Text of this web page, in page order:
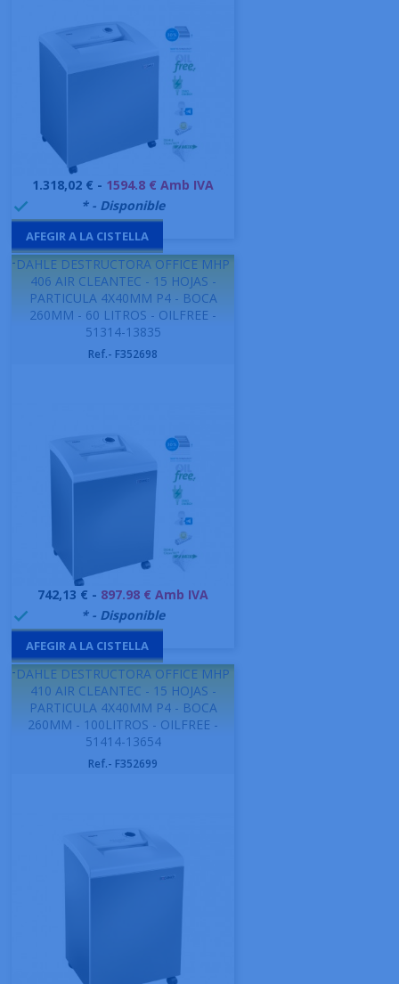
Preu
1.318,02 € - 1594.8 € Amb IVA
 * - Disponible
AFEGIR A LA CISTELLA
-DAHLE DESTRUCTORA OFFICE MHP
406 AIR CLEANTEC - 15 HOJAS -
PARTICULA 4X40MM P4 - BOCA
260MM - 60 LITROS - OILFREE -
51314-13835
Ref.- F352698
Preu
742,13 € - 897.98 € Amb IVA
 * - Disponible
AFEGIR A LA CISTELLA
-DAHLE DESTRUCTORA OFFICE MHP
410 AIR CLEANTEC - 15 HOJAS -
PARTICULA 4X40MM P4 - BOCA
260MM - 100LITROS - OILFREE -
51414-13654
Ref.- F352699